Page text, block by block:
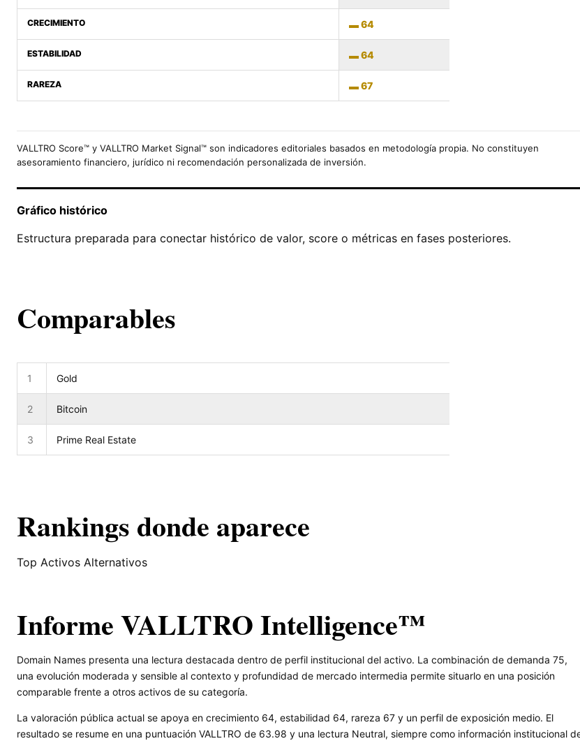
CRECIMIENTO 64
ESTABILIDAD 64
RAREZA 67
VALLTRO Score™ y VALLTRO Market Signal™ son indicadores editoriales basados en metodología propia. No constituyen
asesoramiento financiero, jurídico ni recomendación personalizada de inversión.
Gráfico histórico
Estructura preparada para conectar histórico de valor, score o métricas en fases posteriores.
Comparables
1 Gold
2 Bitcoin
3 Prime Real Estate
Rankings donde aparece
Top Activos Alternativos
Informe VALLTRO Intelligence™
Domain Names presenta una lectura destacada dentro de perfil institucional del activo. La combinación de demanda 75,
una evolución moderada y sensible al contexto y profundidad de mercado intermedia permite situarlo en una posición
comparable frente a otros activos de su categoría.
La valoración pública actual se apoya en crecimiento 64, estabilidad 64, rareza 67 y un perfil de exposición medio. El
resultado se resume en una puntuación VALLTRO de 63.98 y una lectura Neutral, siempre como información institucional